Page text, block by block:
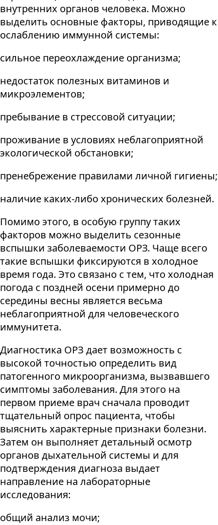
внутренних органов человека. Можно
выделить основные факторы, приводящие к
ослаблению иммунной системы:
сильное переохлаждение организма;
недостаток полезных витаминов и
микроэлементов;
пребывание в стрессовой ситуации;
проживание в условиях неблагоприятной
экологической обстановки;
пренебрежение правилами личной гигиены;
наличие каких-либо хронических болезней.
Помимо этого, в особую группу таких
факторов можно выделить сезонные
вспышки заболеваемости ОРЗ. Чаще всего
такие вспышки фиксируются в холодное
время года. Это связано с тем, что холодная
погода с поздней осени примерно до
середины весны является весьма
неблагоприятной для человеческого
иммунитета.
Диагностика ОРЗ дает возможность с
высокой точностью определить вид
патогенного микроорганизма, вызвавшего
симптомы заболевания. Для этого на
первом приеме врач сначала проводит
тщательный опрос пациента, чтобы
выяснить характерные признаки болезни.
Затем он выполняет детальный осмотр
органов дыхательной системы и для
подтверждения диагноза выдает
направление на лабораторные
исследования:
общий анализ мочи;